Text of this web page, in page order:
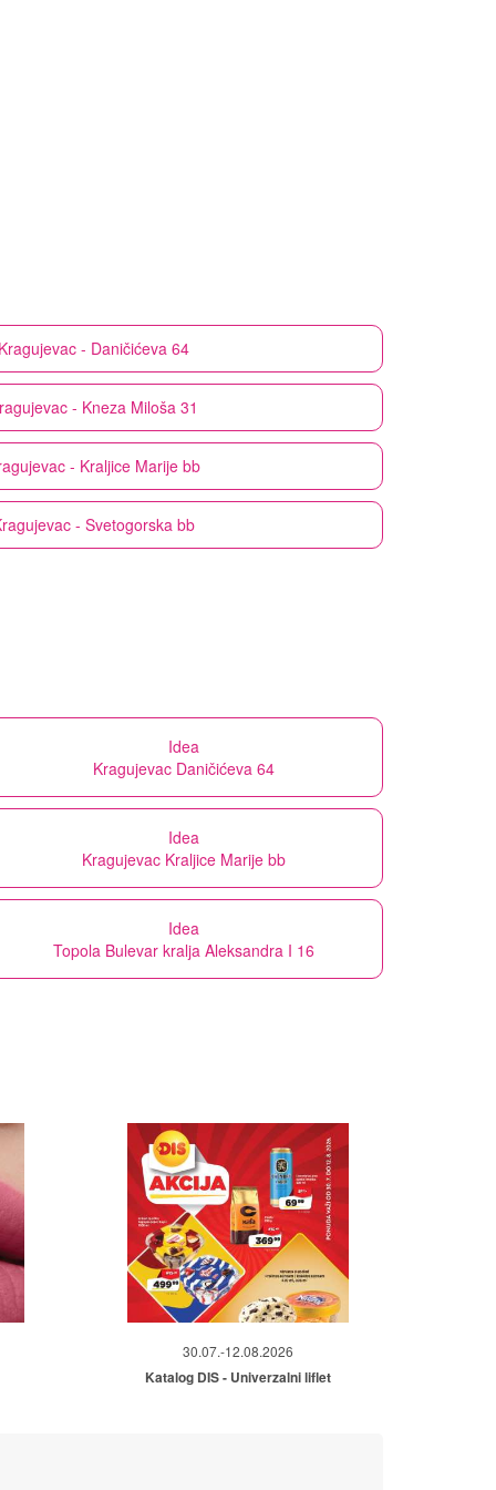
Kragujevac - Daničićeva 64
- Kneza Miloša 31
- Kraljice Marije bb
- Svetogorska bb
Idea
Kragujevac Daničićeva 64
Idea
Kragujevac Kraljice Marije bb
Idea
Topola Bulevar kralja Aleksandra I 16
30.07.-12.08.2026
Katalog DIS - Univerzalni liflet